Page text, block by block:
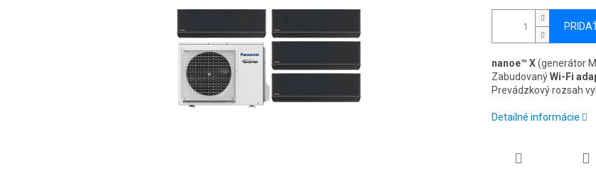
nanoe™ X(generátor
ZabudovanýWi-Fi
Prevádzkový rozsah
Detailné informácie